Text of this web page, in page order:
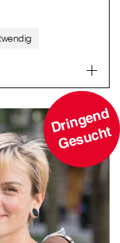
D
ri
n
g
e
n
d
G
e
s
u
c
ht